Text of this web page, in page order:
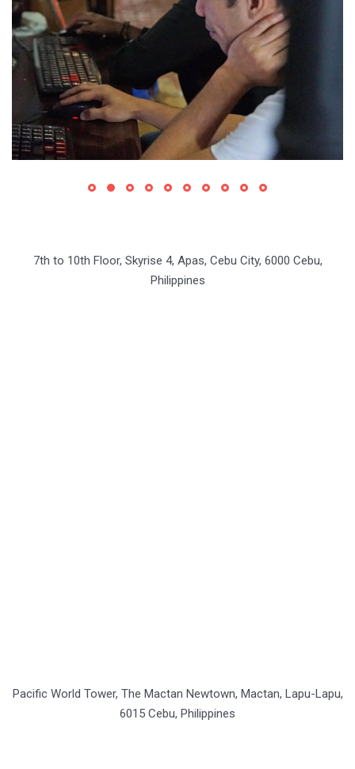
7th to 10th Floor, Skyrise 4, Apas, Cebu City, 6000 Cebu,
Philippines
Pacific World Tower, The Mactan Newtown, Mactan, Lapu-Lapu,
6015 Cebu, Philippines